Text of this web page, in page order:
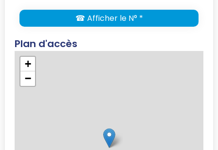
☎ Afficher le N° *
Plan d'accès
+
−